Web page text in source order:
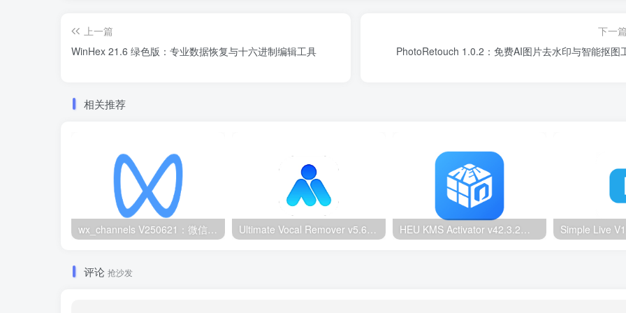
上一篇
WinHex 21.6 绿色版：专业数据恢复与十六进制编辑工具
下一篇
​​PhotoRetouch 1.0.2：免费AI图片去水印与智能抠图
相关推荐
Ultimate Vocal Remover v5.6.0汉化版：一键人声分离工具
评论 抢沙发